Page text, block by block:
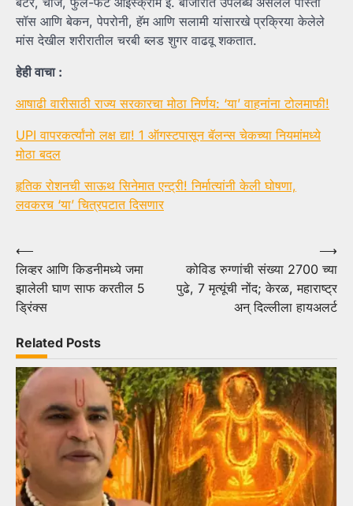
सॉस आणि बेकन, पेपरोनी, हॅम आणि सलामी यांसारखे प्रक्रिया केलेले
मांस देखील शरीरातील चरबी ब्लड शुगर वाढवू शकतात.
हेही वाचा :
आषाढी वारीसाठी राज्य सरकारचा मोठा निर्णय: ‘या’ वाहनांना टोलमाफी!
UPI वापरकर्त्यांनो लक्ष द्या! 1 ऑगस्टपासून बॅलन्स चेकच्या नियमांमध्ये
मोठा बदल
हृतिक रोशनची साऊथ सिनेमात एन्ट्री! निर्मात्यांनी केली घोषणा,
लवकरच ‘या’ चित्रपटात दिसणार
Post
navigation
⟵
लिव्हर आणि किडनीमध्ये जमा
झालेली घाण साफ करतील 5
ड्रिंक्स
कोविड रुग्णांची संख्या 2700 च्या
पुढे, 7 मृत्यूंची नोंद; केरळ, महाराष्ट्र
अन् दिल्लीला हायअलर्ट
⟶
Related Posts